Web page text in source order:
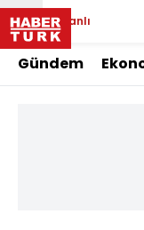
Canlı
Gündem